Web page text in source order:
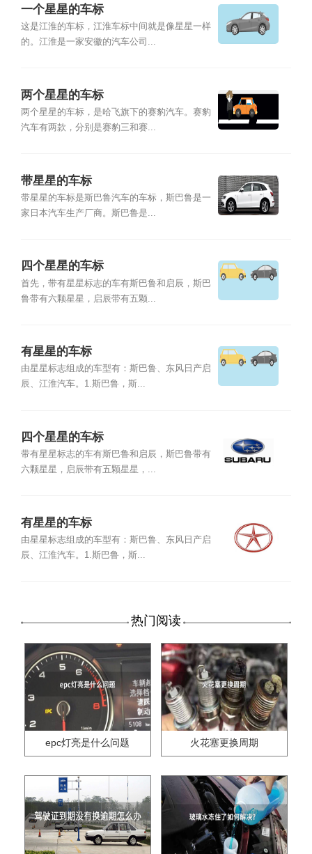
一个星星的车标
这是江淮的车标，江淮车标中间就是像星星一样
的。江淮是一家安徽的汽车公司...
两个星星的车标
两个星星的车标，是哈飞旗下的赛豹汽车。赛豹
汽车有两款，分别是赛豹三和赛...
带星星的车标
带星星的车标是斯巴鲁汽车的车标，斯巴鲁是一
家日本汽车生产厂商。斯巴鲁是...
四个星星的车标
首先，带有星星标志的车有斯巴鲁和启辰，斯巴
鲁带有六颗星星，启辰带有五颗...
有星星的车标
由星星标志组成的车型有：斯巴鲁、东风日产启
辰、江淮汽车。1.斯巴鲁，斯...
四个星星的车标
带有星星标志的车有斯巴鲁和启辰，斯巴鲁带有
六颗星星，启辰带有五颗星星，...
有星星的车标
由星星标志组成的车型有：斯巴鲁、东风日产启
辰、江淮汽车。1.斯巴鲁，斯...
热门阅读
epc灯亮是什么问题 火花塞更换周期